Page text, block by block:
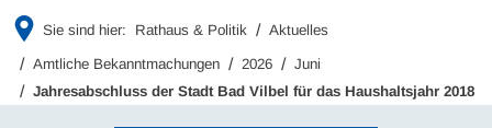
Sie sind hier: Rathaus & Politik Aktuelles
Amtliche Bekanntmachungen 2026
Juni
Jahresabschluss der Stadt Bad Vilbel für das Haushaltsjahr 2018